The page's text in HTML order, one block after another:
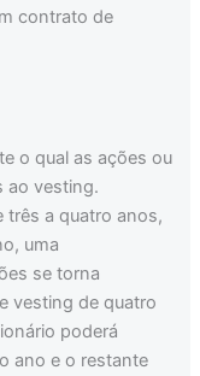
contrato de
o qual as ações ou
ao vesting.
três a quatro anos,
uma
se torna
vesting de quatro
poderá
ano e o restante